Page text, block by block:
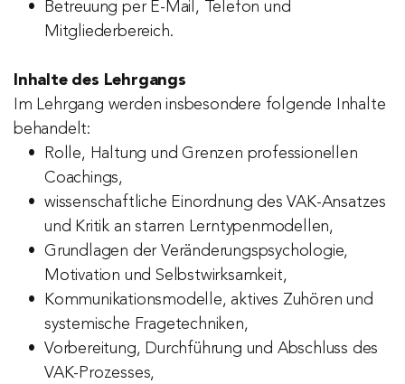
Betreuung per E-Mail, Telefon und
Mitgliederbereich.
Inhalte des Lehrgangs
Im Lehrgang werden insbesondere folgende Inhalte
behandelt:
Rolle, Haltung und Grenzen professionellen
Coachings,
wissenschaftliche Einordnung des VAK-Ansatzes
und Kritik an starren Lerntypenmodellen,
Grundlagen der Veränderungspsychologie,
Motivation und Selbstwirksamkeit,
Kommunikationsmodelle, aktives Zuhören und
systemische Fragetechniken,
Vorbereitung, Durchführung und Abschluss des
VAK-Prozesses,